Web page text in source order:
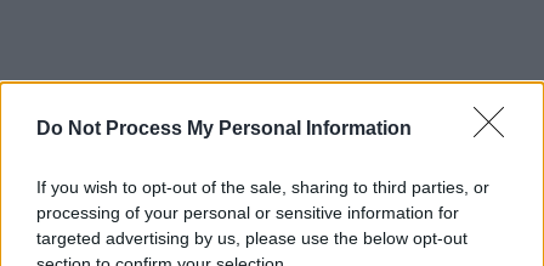
Do Not Process My Personal Information
If you wish to opt-out of the sale, sharing to third parties, or
processing of your personal or sensitive information for
targeted advertising by us, please use the below opt-out